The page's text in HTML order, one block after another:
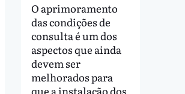
O aprimoramento
das condições de
consulta é um dos
aspectos que ainda
devem ser
melhorados para
que a instalação dos